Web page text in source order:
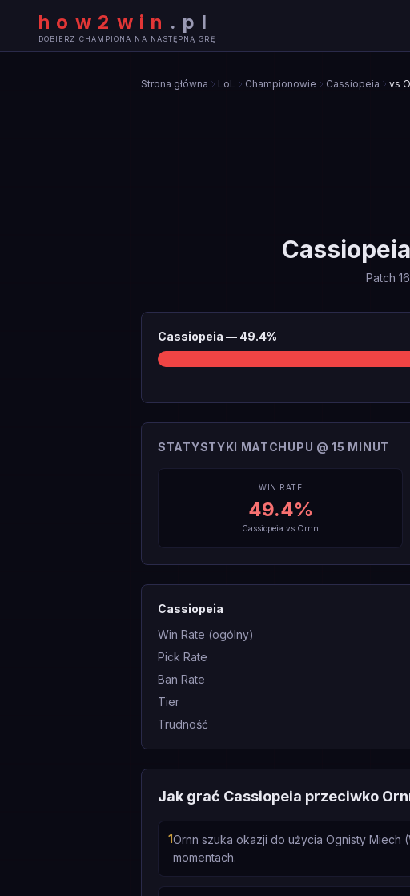
how2win . pl
DOBIERZ CHAMPIONA NA NASTĘPNĄ GRĘ
Strona główna LoL Championowie Cassiopeia vs
Cassiopeia
Patch
Cassiopeia — 49.4%
STATYSTYKI MATCHUPU @ 15 MINUT
WIN RATE
49.4%
Cassiopeia vs Ornn
Cassiopeia
Win Rate (ogólny)
Pick Rate
Ban Rate
Tier
Trudność
Jak grać Cassiopeia przeciwko
1Ornn szuka okazji do użycia Ognisty Miech
momentach.